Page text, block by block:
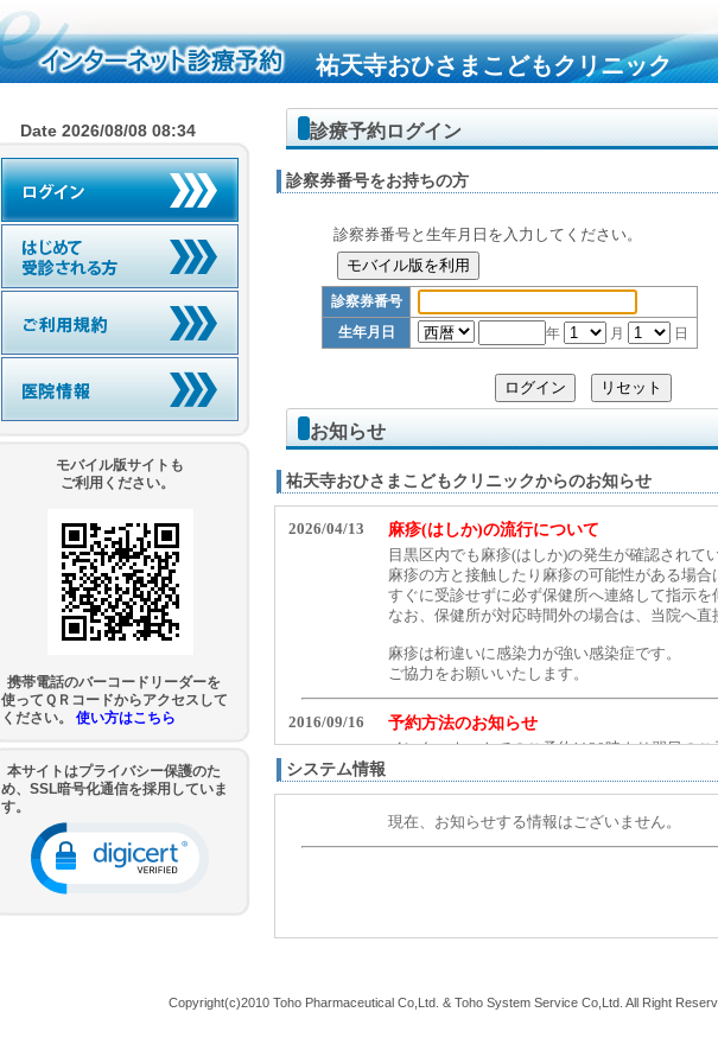
祐天寺おひさまこどもクリニック
診療予約ログイン
診察券番号をお持ちの方
診察券番号と生年月日を入力してください。
診察券番号
生年月日
年 月 日
お知らせ
祐天寺おひさまこどもクリニックからのお知らせ
システム情報
Date 2026/08/08 08:34
モバイル版サイトも
ご利用ください。
携帯電話のバーコードリーダーを
使ってＱＲコードからアクセスして
ください。 使い方はこちら
本サイトはプライバシー保護のた
め、SSL暗号化通信を採用していま
す。
Copyright(c)2010 Toho Pharmaceutical Co,Ltd. & Toho System Service Co,Ltd. All Right